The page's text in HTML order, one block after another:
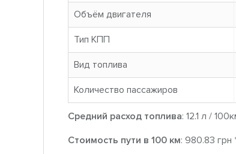
Объём двигателя
Тип КПП
Вид топлива
Количество пассажиров
Средний расход топлива: 12.1 л /
Стоимость пути в 100 км: 980.83 грн